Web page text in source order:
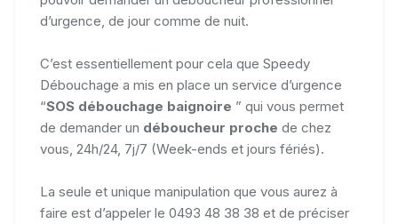
d’urgence, de jour comme de nuit.
C’est essentiellement pour cela que Speedy
Débouchage a mis en place un service d’urgence
“SOS débouchage baignoire ” qui vous permet
de demander un déboucheur proche de chez
vous, 24h/24, 7j/7 (Week-ends et jours fériés).
La seule et unique manipulation que vous aurez à
faire est d’appeler le 0493 48 38 38 et de préciser